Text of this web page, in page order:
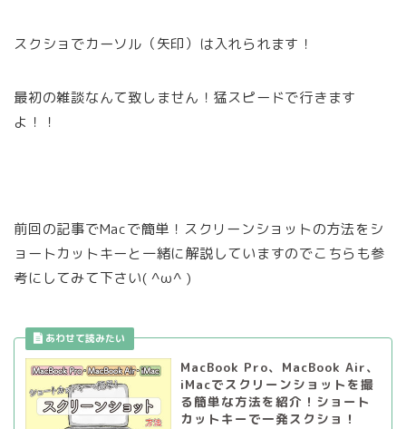
スクショでカーソル（矢印）は入れられます！
最初の雑談なんて致しません！猛スピードで行きます
よ！！
前回の記事でMacで簡単！スクリーンショットの方法をシ
ョートカットキーと一緒に解説していますのでこちらも参
考にしてみて下さい( ^ω^ )
MacBook Pro、MacBook Air、
iMacでスクリーンショットを撮
る簡単な方法を紹介！ショート
カットキーで一発スクショ！